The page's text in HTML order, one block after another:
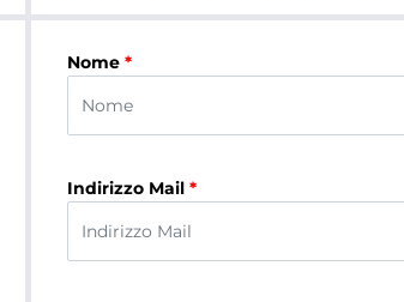
Nome *
Indirizzo Mail *